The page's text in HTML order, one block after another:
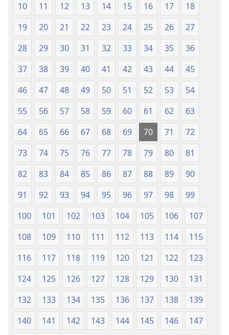
повез)
10
11 12 13 14 15 16 17
18
19
20 21 22 23 24 25 26
27
28
29 30 31 32 33 34 35
36
37
38 39 40 41 42 43 44
45
46
47 48 49 50 51 52 53
54
55
56 57 58 59 60 61 62
63
64
65 66 67 68 69 70 71
72
73
74 75 76 77 78 79 80
81
82
83 84 85 86 87 88 89
90
91
92 93 94 95 96 97 98
99
100
101 102 103 104 105 106
107
108
109 110 111 112 113 114
115
116
117 118 119 120 121 122
123
124
125 126 127 128 129 130
131
132
133 134 135 136 137 138
139
140
141 142 143 144 145 146
147